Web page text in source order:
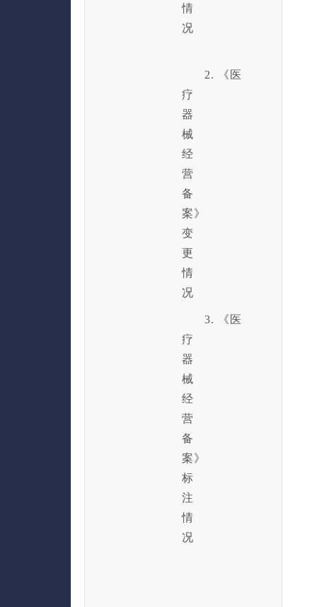
情
况
2. 《医
疗
器
械
经
营
备
案》
变
更
情
况
3. 《医
疗
器
械
经
营
备
案》
标
注
情
况